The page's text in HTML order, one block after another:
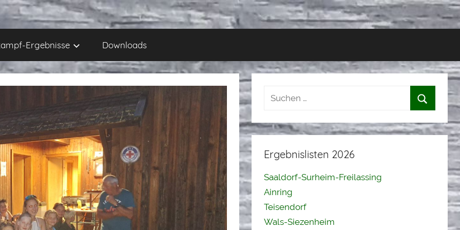
Ergebnisse Downloads
Ergebnislisten 2026
Saaldorf-Surheim-Freilassing
Ainring
Teisendorf
Wals-Siezenheim